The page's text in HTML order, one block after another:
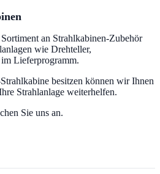
an Strahlkabinen-Zubehör
wie Drehteller,
Lieferprogramm.
besitzen können wir Ihnen
Strahlanlage weiterhelfen.
Sie uns an.